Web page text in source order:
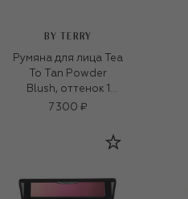
BY TERRY
Румяна для лица Tea
To Tan Powder
Blush, оттенок 1
Rosy Romance (7g)
7 300 ₽